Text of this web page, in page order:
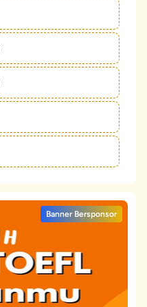
Banner Bersponsor